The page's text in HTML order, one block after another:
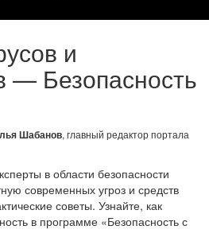
и
— Безопасность
Шабанов, главный редактор портала
в области безопасности
современных угроз и средств
советы. Узнайте, как
в программе «Безопасность с